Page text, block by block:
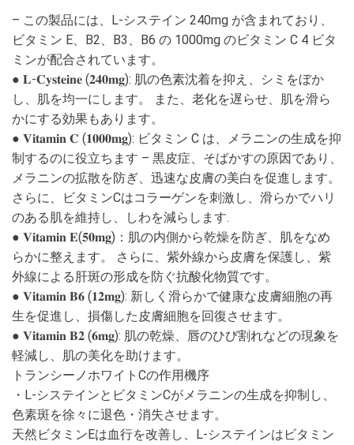
– この製品には、L-システイン 240mg が含まれており、
ビタミン E、B2、B3、B6 の 1000mg のビタミン C 4 ビタ
ミンが配合されています。
● 𝐋-𝐂𝐲𝐬𝐭𝐞𝐢𝐧𝐞 (𝟐𝟒𝟎𝐦𝐠): 肌の色素沈着を抑え、シミをぼか
し、肌を均一にします。 また、老化を遅らせ、肌を滑ら
かにする効果もあります。
● 𝐕𝐢𝐭𝐚𝐦𝐢𝐧 𝐂 (𝟏𝟎𝟎𝟎𝐦𝐠): ビタミン C は、メラニンの生成を抑
制するのに役立ちます – 黒皮症、そばかすの原因であり、
メラニンの拡散を防ぎ、迅速な皮膚の美白を促進します。
さらに、ビタミンCはコラーゲンを刺激し、滑らかでハリ
のある肌を維持し、しわを減らします.
● 𝐕𝐢𝐭𝐚𝐦𝐢𝐧 𝐄(𝟓𝟎𝐦𝐠)：肌の内側から乾燥を防ぎ、肌をなめ
らかに整えます。 さらに、紫外線から皮膚を保護し、紫
外線による肝斑の形成を防ぐ抗酸化物質です。
● 𝐕𝐢𝐭𝐚𝐦𝐢𝐧 𝐁𝟔 (𝟏𝟐𝐦𝐠): 新しく滑らかで健康な皮膚細胞の再
生を促進し、損傷した皮膚細胞を回復させます。
● 𝐕𝐢𝐭𝐚𝐦𝐢𝐧 𝐁𝟐 (𝟔𝐦𝐠): 肌の乾燥、唇のひび割れなどの現象を
軽減し、肌の美化を助けます。
トランシーノホワイトCの作用機序
・L-システインとビタミンCがメラニンの生成を抑制し、
色素斑を徐々に退色・消失させます。
天然ビタミンEは血行を改善し、L-システインはビタミン